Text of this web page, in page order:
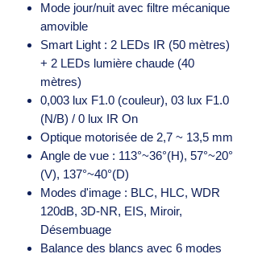
Mode jour/nuit avec filtre mécanique
amovible
Smart Light : 2 LEDs IR (50 mètres)
+ 2 LEDs lumière chaude (40
mètres)
0,003 lux F1.0 (couleur), 03 lux F1.0
(N/B) / 0 lux IR On
Optique motorisée de 2,7 ~ 13,5 mm
Angle de vue : 113°~36°(H), 57°~20°
(V), 137°~40°(D)
Modes d'image : BLC, HLC, WDR
120dB, 3D-NR, EIS, Miroir,
Désembuage
Balance des blancs avec 6 modes